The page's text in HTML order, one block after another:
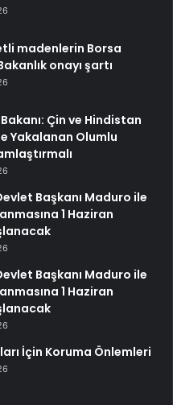
madenlerin Borsa
onayı şartı
Çin ve Hindistan
Yakalanan Olumlu
Başkanı Maduro ile
1 Haziran
Başkanı Maduro ile
1 Haziran
İçin Koruma Önlemleri